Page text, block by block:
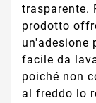
trasparente.
prodotto
un'adesione
facile da
poiché non
al freddo lo